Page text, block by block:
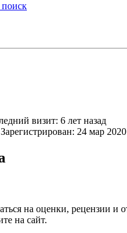
визит: 6 лет назад
Зарегистрирован: 24 мар 2020
на оценки, рецензии и
на сайт.